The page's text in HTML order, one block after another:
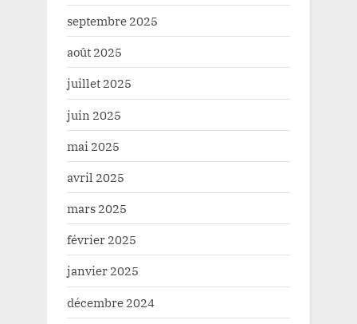
septembre 2025
août 2025
juillet 2025
juin 2025
mai 2025
avril 2025
mars 2025
février 2025
janvier 2025
décembre 2024